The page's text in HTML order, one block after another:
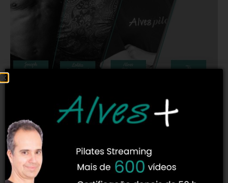
Sem dúvida você contará nos dedos as escolas que
podem oferecer isso no mundo!
Em virtude do nosso conhecimento vir direto desde